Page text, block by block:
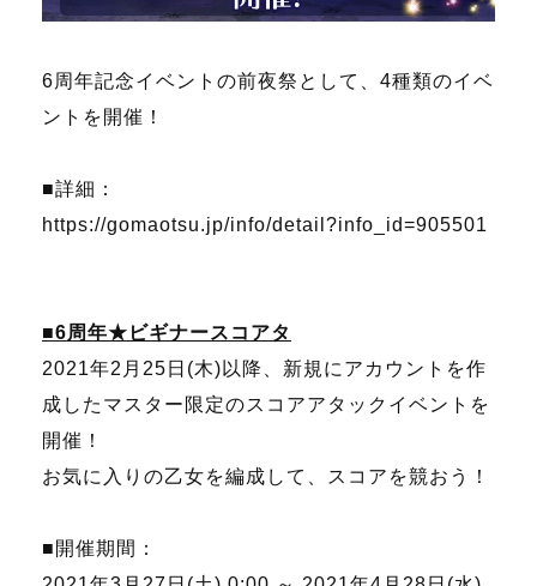
6周年記念イベントの前夜祭として、4種類のイベ
ントを開催！
■詳細：
https://gomaotsu.jp/info/detail?info_id=905501
■6周年★ビギナースコアタ
2021年2月25日(木)以降、新規にアカウントを作
成したマスター限定のスコアアタックイベントを
開催！
お気に入りの乙女を編成して、スコアを競おう！
■開催期間：